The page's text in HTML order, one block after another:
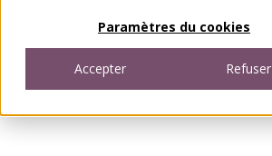
Paramètres du cookies
Accepter Refuser